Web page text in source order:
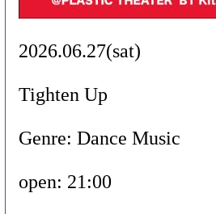
2026.06.27(sat)
Tighten Up
Genre: Dance Music
open: 21:00